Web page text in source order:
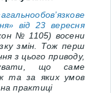
від 23 вересня
№ 1105) восени
змін. Тож перш
з цього приводу,
що саме
та за яких умов
практиці